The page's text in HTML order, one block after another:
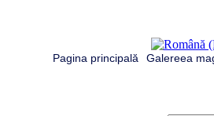
Pagina principală Galereea